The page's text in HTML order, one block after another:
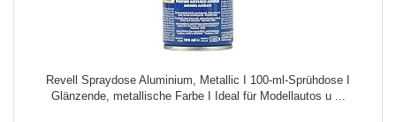
Revell Spraydose Aluminium, Metallic I 100-ml-Sprühdose I
Glänzende, metallische Farbe I Ideal für Modellautos u ...